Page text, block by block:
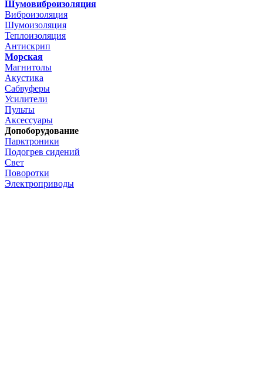
Шумовиброизоляция
Виброизоляция
Шумоизоляция
Теплоизоляция
Антискрип
Морская
Магнитолы
Акустика
Сабвуферы
Усилители
Пульты
Аксессуары
Допоборудование
Парктроники
Подогрев сидений
Свет
Поворотки
Электроприводы